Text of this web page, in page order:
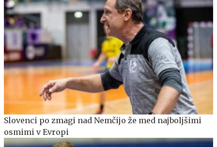
Slovenci po zmagi nad Nemčijo že med najboljšimi
osmimi v Evropi